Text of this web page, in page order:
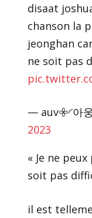
disaat
chanson la
jeonghan
ne soit pas
— auv𖧷◜아웅
2023
« Je ne
soit pas
il est